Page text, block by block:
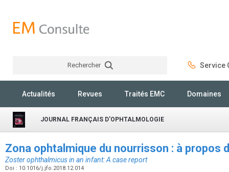
Rechercher Service
Actualités Revues Traités EMC Domaines
JOURNAL FRANÇAIS D'OPHTALMOLOGIE
Zona ophtalmique du nourrisson : à propos
Zoster ophthalmicus in an infant: A case report
Doi : 10.1016/j.jfo.2018.12.014